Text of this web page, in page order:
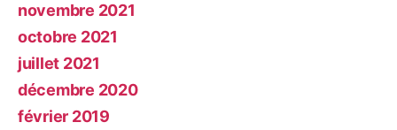
novembre 2021
octobre 2021
juillet 2021
décembre 2020
février 2019